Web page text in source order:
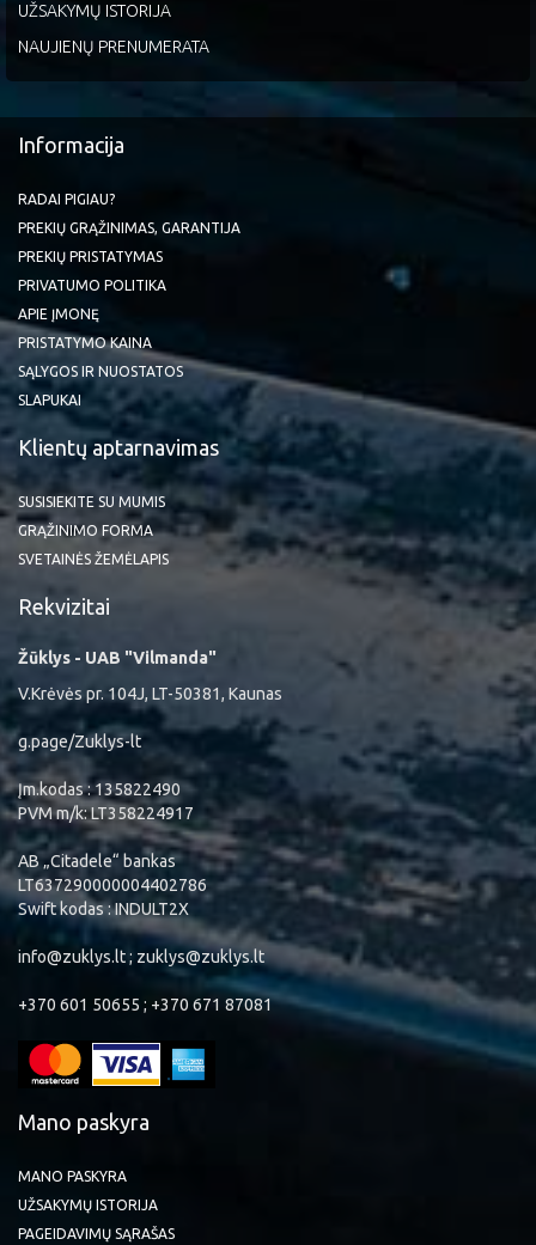
UŽSAKYMŲ ISTORIJA
NAUJIENŲ PRENUMERATA
Informacija
RADAI PIGIAU?
PREKIŲ GRĄŽINIMAS, GARANTIJA
PREKIŲ PRISTATYMAS
PRIVATUMO POLITIKA
APIE ĮMONĘ
PRISTATYMO KAINA
SĄLYGOS IR NUOSTATOS
SLAPUKAI
Klientų aptarnavimas
SUSISIEKITE SU MUMIS
GRĄŽINIMO FORMA
SVETAINĖS ŽEMĖLAPIS
Rekvizitai
Žūklys - UAB "Vilmanda"
V.Krėvės pr. 104J, LT-50381, Kaunas
g.page/Zuklys-lt
Įm.kodas : 135822490
PVM m/k: LT358224917
AB „Citadele“ bankas
LT637290000004402786
Swift kodas : INDULT2X
info@zuklys.lt ; zuklys@zuklys.lt
+370 601 50655 ; +370 671 87081
Mano paskyra
MANO PASKYRA
UŽSAKYMŲ ISTORIJA
PAGEIDAVIMŲ SĄRAŠAS